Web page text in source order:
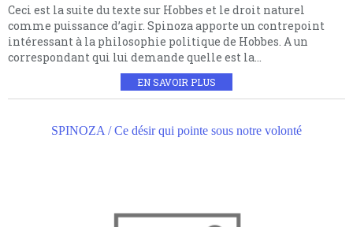
Ceci est la suite du texte sur Hobbes et le droit naturel
comme puissance d’agir. Spinoza apporte un contrepoint
intéressant à la philosophie politique de Hobbes. A un
correspondant qui lui demande quelle est la...
EN SAVOIR PLUS
SPINOZA / Ce désir qui pointe sous notre volonté